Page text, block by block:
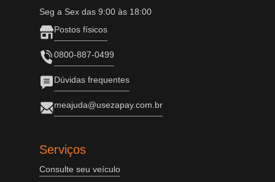
Seg a Sex das 9:00 às 18:00
Postos físicos
0800-887-0499
Dúvidas frequentes
meajuda@usezapay.com.br
Serviços
Consulte seu veículo